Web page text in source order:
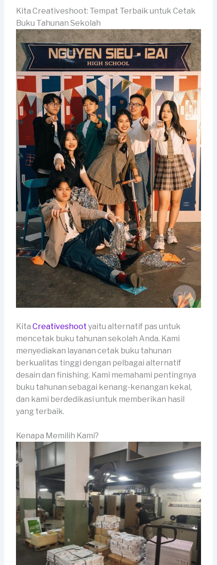
Kita Creativeshoot: Tempat Terbaik untuk Cetak
Buku Tahunan Sekolah
Kita Creativeshoot yaitu alternatif pas untuk
mencetak buku tahunan sekolah Anda. Kami
menyediakan layanan cetak buku tahunan
berkualitas tinggi dengan pelbagai alternatif
desain dan finishing. Kami memahami pentingnya
buku tahunan sebagai kenang-kenangan kekal,
dan kami berdedikasi untuk memberikan hasil
yang terbaik.
Kenapa Memilih Kami?